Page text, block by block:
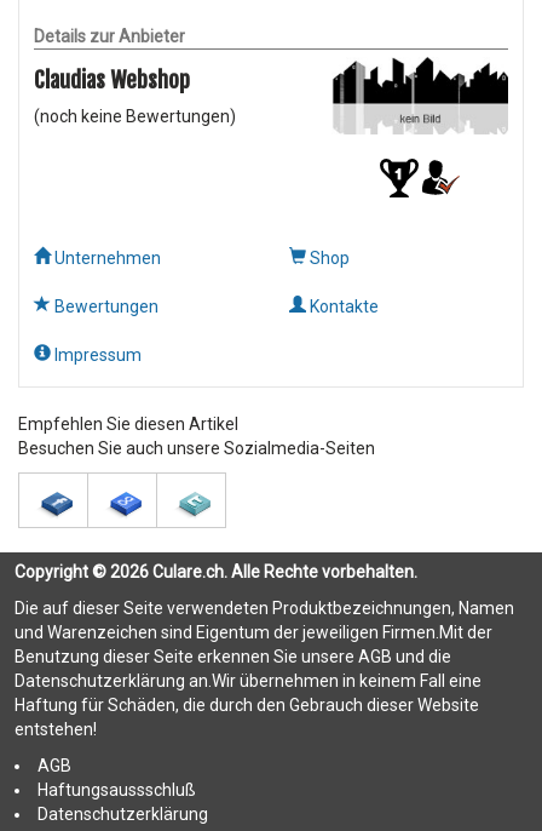
Details zur Anbieter
Claudias Webshop
(noch keine Bewertungen)
Unternehmen Shop
Bewertungen Kontakte
Impressum
Empfehlen Sie diesen Artikel
Besuchen Sie auch unsere Sozialmedia-Seiten
Copyright © 2026 Culare.ch. Alle Rechte vorbehalten.
Die auf dieser Seite verwendeten Produktbezeichnungen, Namen
und Warenzeichen sind Eigentum der jeweiligen Firmen.Mit der
Benutzung dieser Seite erkennen Sie unsere AGB und die
Datenschutzerklärung an.Wir übernehmen in keinem Fall eine
Haftung für Schäden, die durch den Gebrauch dieser Website
entstehen!
AGB
Haftungsaussschluß
Datenschutzerklärung